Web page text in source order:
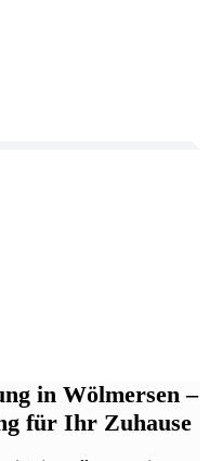
in Wölmersen–
für Ihr Zuhause